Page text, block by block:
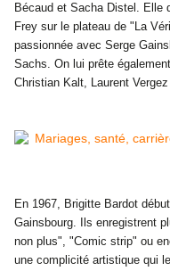
Bécaud et Sacha Distel. Elle
Frey sur le plateau de "La
passionnée avec Serge
Sachs. On lui prête
Christian Kalt, Laurent
En 1967, Brigitte Bardot
Gainsbourg. Ils enregistrent
non plus", "Comic strip" ou
une complicité artistique qui